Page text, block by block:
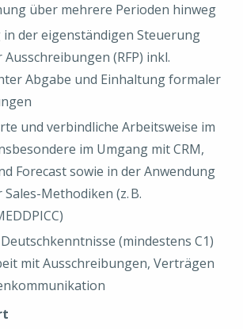
über mehrere Perioden hinweg
der eigenständigen Steuerung
(RFP) inkl.
Abgabe und Einhaltung formaler
und verbindliche Arbeitsweise im
im Umgang mit CRM,
Forecast sowie in der Anwendung
Methodiken (z. B.
(mindestens C1)
mit Ausschreibungen, Verträgen